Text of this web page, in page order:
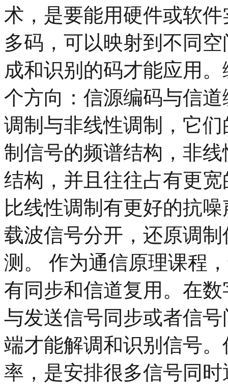
术，是要能用硬件或软
多码，可以映射到不同
成和识别的码才能应用
个方向：信源编码与信
调制与非线性调制，它
制信号的频谱结构，非
结构，并且往往占有更
比线性调制有更好的抗
载波信号分开，还原调
测。 作为通信原理课程
有同步和信道复用。在
与发送信号同步或者信
端才能解调和识别信号
率，是安排很多信号同